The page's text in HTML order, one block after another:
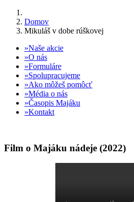
Domov
Mikuláš v dobe rúškovej
Naše akcie
O nás
Formuláre
Spolupracujeme
Ako môžeš pomôcť
Média o nás
Časopis Majáku
Kontakt
Film o Majáku nádeje (2022)